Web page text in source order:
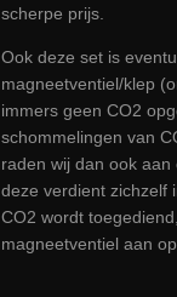
scherpe prijs.
Ook deze set is
magneetventiel/klep
immers geen CO2
schommelingen van
raden wij dan ook aan
deze verdient zichzelf
CO2 wordt
magneetventiel aan